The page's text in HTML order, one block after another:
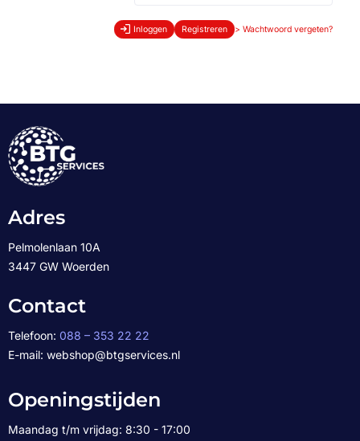
Inloggen Registreren > Wachtwoord vergeten?
Adres
Pelmolenlaan 10A
3447 GW Woerden
Contact
Telefoon: 088 – 353 22 22
E-mail: webshop@btgservices.nl
Openingstijden
Maandag t/m vrijdag: 8:30 - 17:00